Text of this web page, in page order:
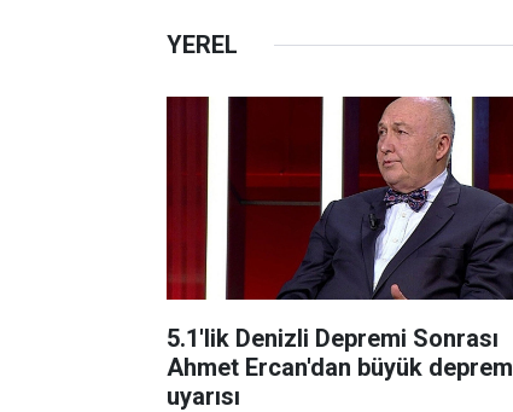
YEREL
5.1'lik Denizli Depremi Sonrası
Ahmet Ercan'dan büyük deprem
uyarısı